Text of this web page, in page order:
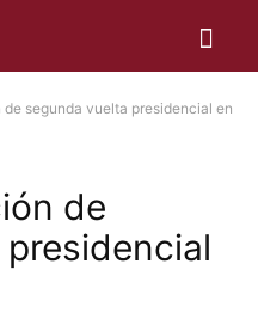
segunda vuelta presidencial en
de